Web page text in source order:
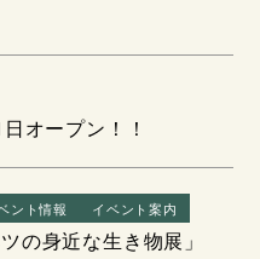
オープン！！
ント情報 イベント案内
の身近な生き物展」